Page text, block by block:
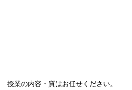
授業の内容・質はお任せください。